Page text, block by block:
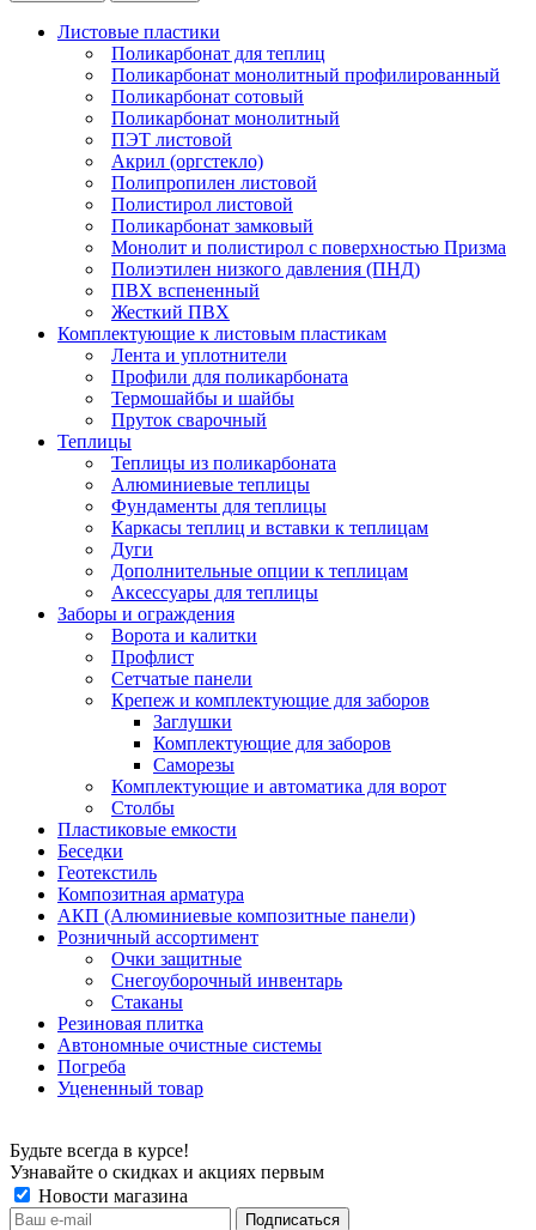
Листовые пластики
Поликарбонат для теплиц
Поликарбонат монолитный профилированный
Поликарбонат сотовый
Поликарбонат монолитный
ПЭТ листовой
Акрил (оргстекло)
Полипропилен листовой
Полистирол листовой
Поликарбонат замковый
Монолит и полистирол с поверхностью Призма
Полиэтилен низкого давления (ПНД)
ПВХ вспененный
Жесткий ПВХ
Комплектующие к листовым пластикам
Лента и уплотнители
Профили для поликарбоната
Термошайбы и шайбы
Пруток сварочный
Теплицы
Теплицы из поликарбоната
Алюминиевые теплицы
Фундаменты для теплицы
Каркасы теплиц и вставки к теплицам
Дуги
Дополнительные опции к теплицам
Аксессуары для теплицы
Заборы и ограждения
Ворота и калитки
Профлист
Сетчатые панели
Крепеж и комплектующие для заборов
Заглушки
Комплектующие для заборов
Саморезы
Комплектующие и автоматика для ворот
Столбы
Пластиковые емкости
Беседки
Геотекстиль
Композитная арматура
АКП (Алюминиевые композитные панели)
Розничный ассортимент
Очки защитные
Снегоуборочный инвентарь
Стаканы
Резиновая плитка
Автономные очистные системы
Погреба
Уцененный товар
Будьте всегда в курсе!
Узнавайте о скидках и акциях первым
Новости магазина